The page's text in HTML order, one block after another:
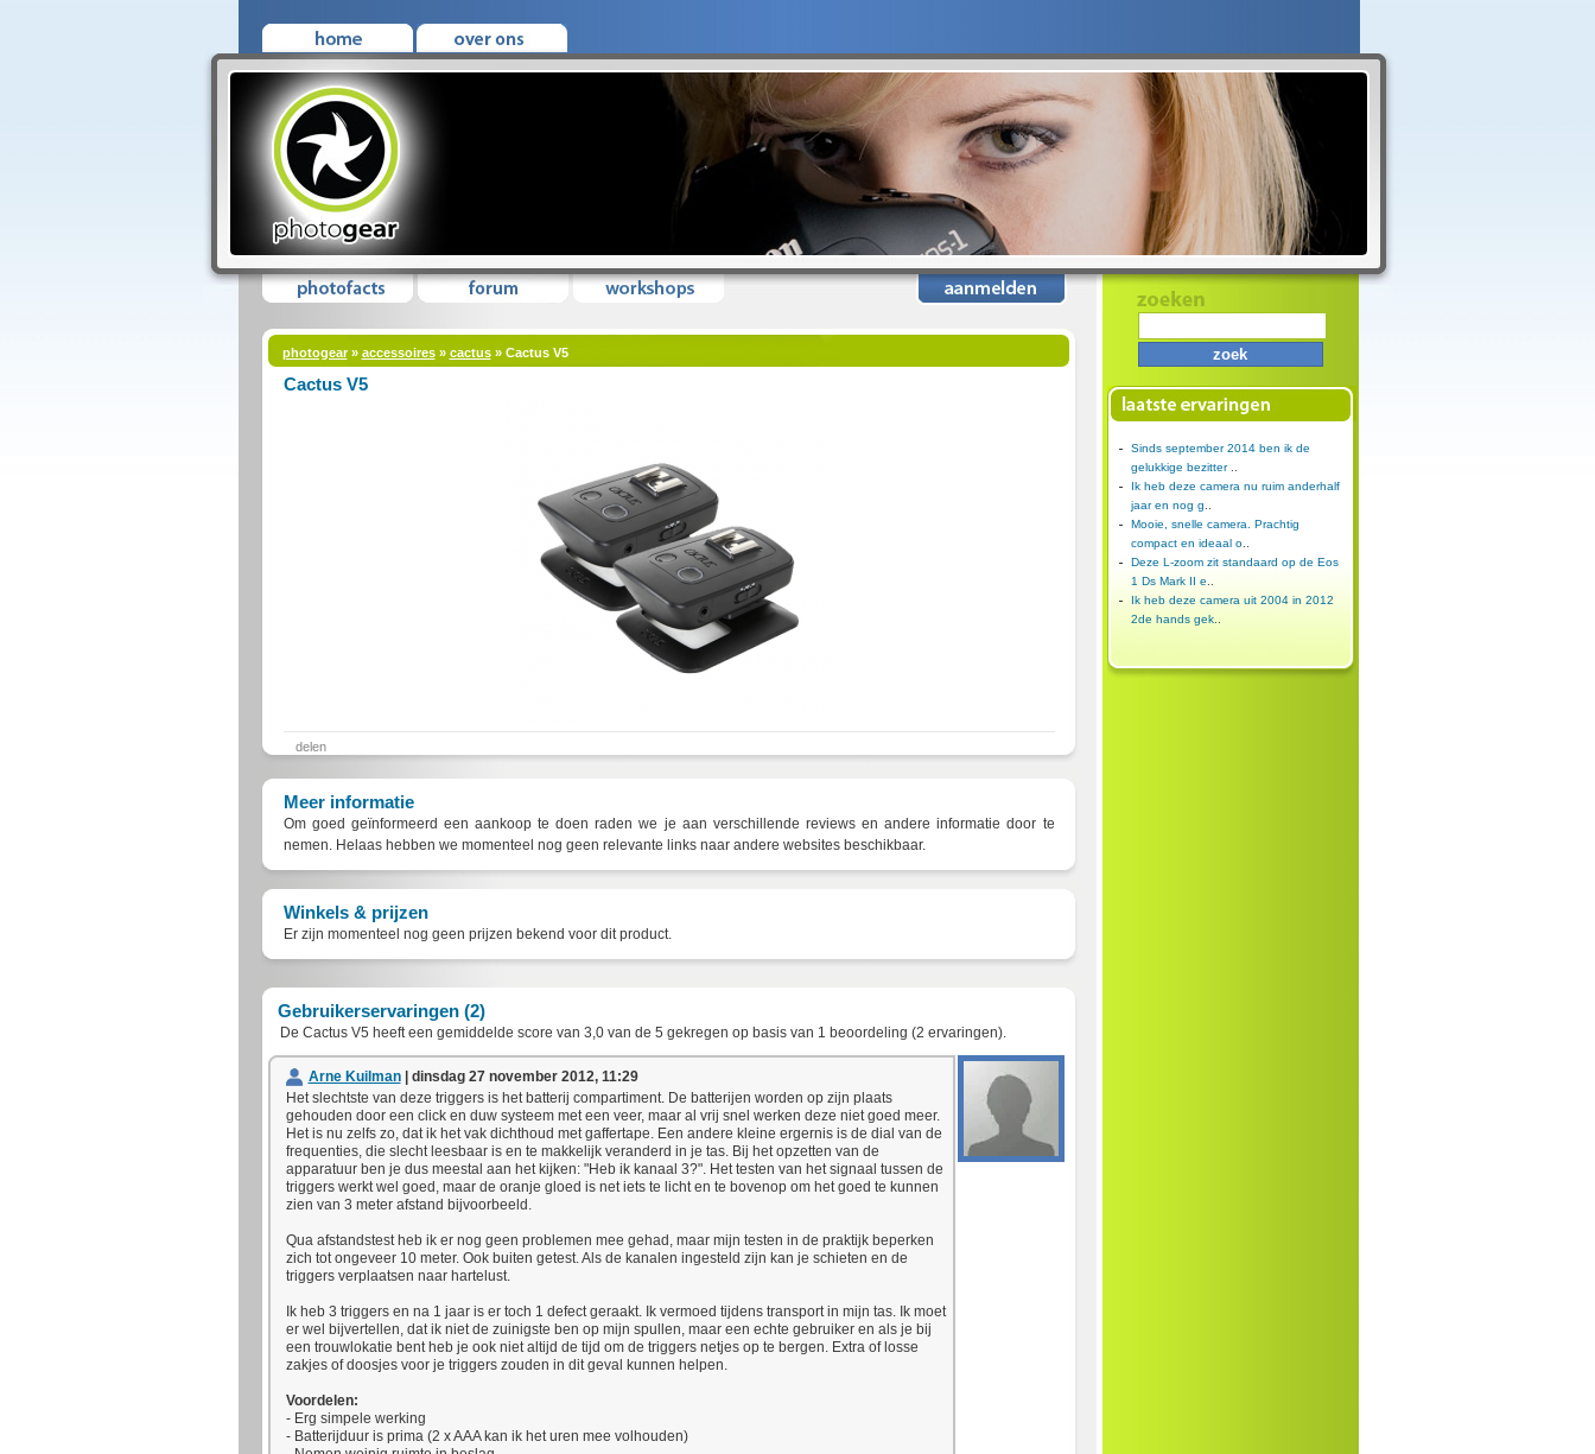
photogear» accessoires» cactus» Cactus V5
Cactus V5
delen
Meer informatie
Om goed geïnformeerd een aankoop te doen raden we je aan verschillende reviews en andere informatie door te
nemen. Helaas hebben we momenteel nog geen relevante links naar andere websites beschikbaar.
Winkels & prijzen
Er zijn momenteel nog geen prijzen bekend voor dit product.
Gebruikerservaringen (2)
De Cactus V5 heeft een gemiddelde score van 3,0van de 5 gekregen op basis van 1 beoordeling (2 ervaringen).
Arne Kuilman| dinsdag 27 november 2012, 11:29
Het slechtste van deze triggers is het batterij compartiment. De batterijen worden op zijn plaats
gehouden door een click en duw systeem met een veer, maar al vrij snel werken deze niet goed meer.
Het is nu zelfs zo, dat ik het vak dichthoud met gaffertape. Een andere kleine ergernis is de dial van de
frequenties, die slecht leesbaar is en te makkelijk veranderd in je tas. Bij het opzetten van de
apparatuur ben je dus meestal aan het kijken: "Heb ik kanaal 3?". Het testen van het signaal tussen de
triggers werkt wel goed, maar de oranje gloed is net iets te licht en te bovenop om het goed te kunnen
zien van 3 meter afstand bijvoorbeeld.
Qua afstandstest heb ik er nog geen problemen mee gehad, maar mijn testen in de praktijk beperken
zich tot ongeveer 10 meter. Ook buiten getest. Als de kanalen ingesteld zijn kan je schieten en de
triggers verplaatsen naar hartelust.
Ik heb 3 triggers en na 1 jaar is er toch 1 defect geraakt. Ik vermoed tijdens transport in mijn tas. Ik moet
er wel bijvertellen, dat ik niet de zuinigste ben op mijn spullen, maar een echte gebruiker en als je bij
een trouwlokatie bent heb je ook niet altijd de tijd om de triggers netjes op te bergen. Extra of losse
zakjes of doosjes voor je triggers zouden in dit geval kunnen helpen.
Voordelen:
- Erg simpele werking
- Batterijduur is prima (2 x AAA kan ik het uren mee volhouden)
Sinds september 2014 ben ik de
gelukkige bezitter
Ik heb deze camera nu ruim anderhalf
jaar en nog g
Mooie, snelle camera. Prachtig
compact en ideaal o..
Deze L-zoom zit standaard op de Eos
1 Ds Mark II e
Ik heb deze camera uit 2004 in 2012
2de hands gek..